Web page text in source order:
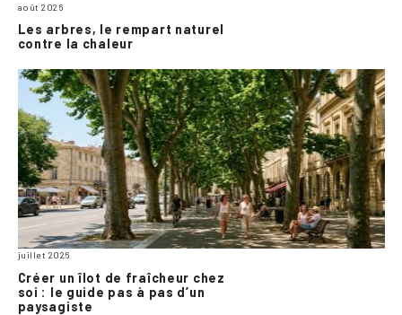
août 2026
Les arbres, le rempart naturel
contre la chaleur
juillet 2026
Créer un îlot de fraîcheur chez
soi : le guide pas à pas d’un
paysagiste